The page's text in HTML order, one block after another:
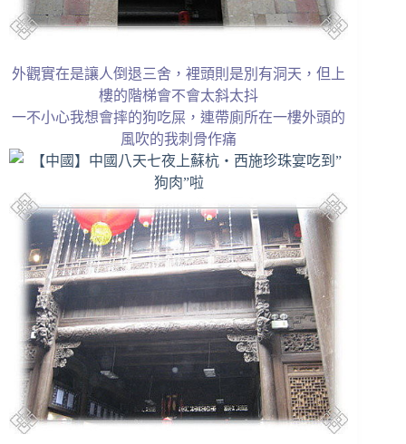
外觀實在是讓人倒退三舍，裡頭則是別有洞天，但上
樓的階梯會不會太斜太抖
一不小心我想會摔的狗吃屎，連帶廁所在一樓外頭的
風吹的我刺骨作痛